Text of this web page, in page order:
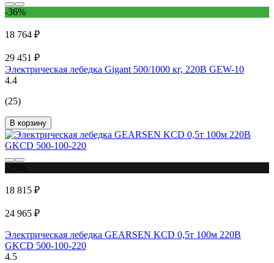
-36%
18 764 ₽
29 451 ₽
Электрическая лебедка Gigant 500/1000 кг, 220B GEW-10
4.4
(25)
В корзину
18 815 ₽
24 965 ₽
Электрическая лебедка GEARSEN KCD 0,5т 100м 220В
GKCD 500-100-220
4.5